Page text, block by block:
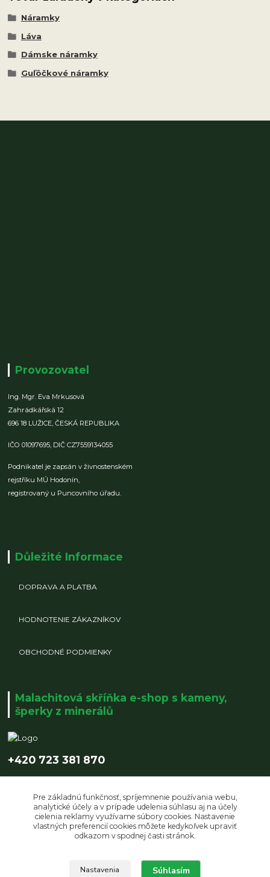
Náramky
Láva
Dámske náramky
Guľôčkové náramky
Provozovatel
Ing. Mgr. Eva Mrkusová
Zahrádkářská 12
696 18 LUŽICE,ČESKÁ REPUBLIKA
IČO 01097695, DIČ CZ7559134055
Podnikatel je zapsán v živnostenském
rejstříku MÚ Hodonín,
registrovaný u Puncovního úřadu.
Důležité Informace
DOPRAVA A PLATBA
HODNOTENIE ZÁKAZNÍKOV
OBCHODNÉ PODMIENKY
Malachitová skříňka e-shop s kameny,
šperky z minerálů
+420 723 381 870
Upravit sběr cookies.
Pre základnú funkčnosť, spríjemnenie používania webu,
analytické účely a v prípade udelenia súhlasu aj na účely
cielenia reklamy využívame súbory cookies. Nastavenie
vlastných preferencií cookies môžete kedykoľvek upraviť
odkazom v spodnej časti stránok.
Nastavenia Súhlasím